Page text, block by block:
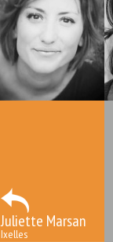
Juliette Marsan
Ixelles